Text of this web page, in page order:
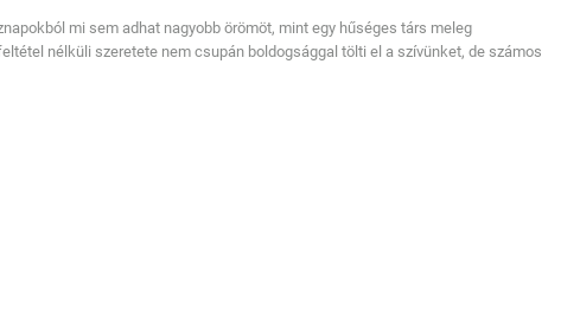
mi sem adhat nagyobb örömöt, mint egy hűséges társ meleg
nélküli szeretete nem csupán boldogsággal tölti el a szívünket, de számos